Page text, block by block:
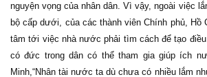
nguyện vọng của nhân dân. Vì vậy, ngoài việc
bộ cấp dưới, của các thành viên Chính phủ,
tâm tới việc nhà nước phải tìm cách để tạo
có đức trong dân có thể tham gia giúp ích
Minh,“Nhân tài nước ta dù chưa có nhiều lắm